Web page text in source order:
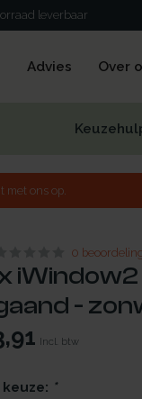
leverbaar
Advies Over
met ons op.
0
-
Incl. btw
*